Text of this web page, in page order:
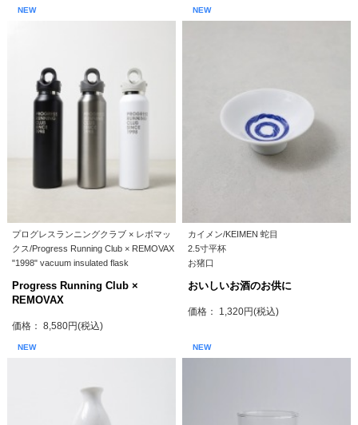
NEW
プログレスランニングクラブ × レボマッ
クス/Progress Running Club × REMOVAX
"1998" vacuum insulated flask
Progress Running Club ×
REMOVAX
価格： 8,580円(税込)
NEW
カイメン/KEIMEN 蛇目
2.5寸平杯
お猪口
おいしいお酒のお供に
価格： 1,320円(税込)
NEW NEW